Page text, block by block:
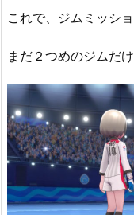
これで、ジムミッシ
まだ２つめのジムだ